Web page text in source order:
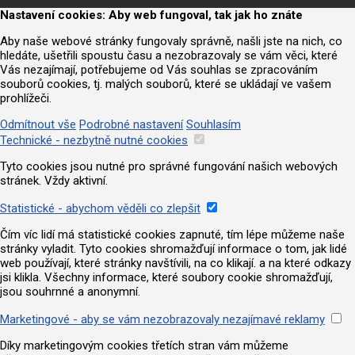
Nastavení cookies: Aby web fungoval, tak jak ho znáte
Aby naše webové stránky fungovaly správně, našli jste na nich, co
hledáte, ušetřili spoustu času a nezobrazovaly se vám věci, které
Vás nezajímají, potřebujeme od Vás souhlas se zpracováním
souborů cookies, tj. malých souborů, které se ukládají ve vašem
prohlížeči.
Odmítnout vše Podrobné nastavení Souhlasím
Technické - nezbytně nutné cookies
Tyto cookies jsou nutné pro správné fungování našich webových
stránek. Vždy aktivní.
Statistické - abychom věděli co zlepšit
Čím víc lidí má statistické cookies zapnuté, tím lépe můžeme naše
stránky vyladit. Tyto cookies shromažďují informace o tom, jak lidé
web používají, které stránky navštívili, na co klikají. a na které odkazy
jsi klikla. Všechny informace, které soubory cookie shromažďují,
jsou souhrnné a anonymní.
Marketingové - aby se vám nezobrazovaly nezajímavé reklamy
Díky marketingovým cookies třetích stran vám můžeme